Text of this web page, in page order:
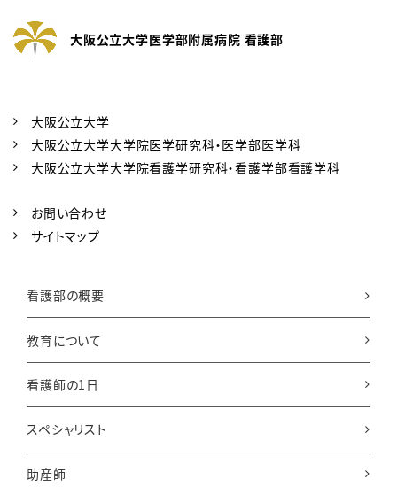
大阪公立大学医学部附属病院 看護部
大阪公立大学
大阪公立大学大学院医学研究科・医学部医学科
大阪公立大学大学院看護学研究科・看護学部看護学科
お問い合わせ
サイトマップ
看護部の概要
教育について
看護師の1日
スペシャリスト
助産師